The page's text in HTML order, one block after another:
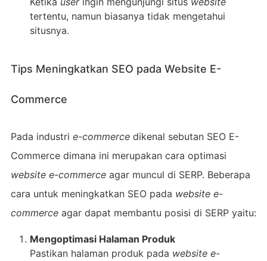
tertentu, namun biasanya tidak mengetahui
situsnya.
Tips Meningkatkan SEO pada Website E-
Commerce
Pada industri e-commercedikenal sebutan SEO E-
Commerce dimana ini merupakan cara optimasi
website e-commerce agar muncul di SERP. Beberapa
cara untuk meningkatkan SEO pada website e-
commerceagar dapat membantu posisi di SERP yaitu:
Mengoptimasi Halaman Produk
Pastikan halaman produk pada website e-